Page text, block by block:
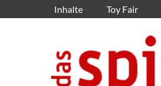
Inhalte Toy Fair